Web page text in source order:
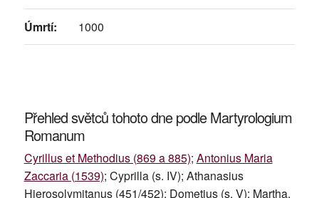
Úmrtí: 1000
Přehled světců tohoto dne podle Martyrologium
Romanum
Cyrillus et Methodius (869 a 885); Antonius Maria
Zaccaria (1539); Cyprilla (s. IV); Athanasius
Hierosolymitanus (451/452); Dometius (s. V); Martha,